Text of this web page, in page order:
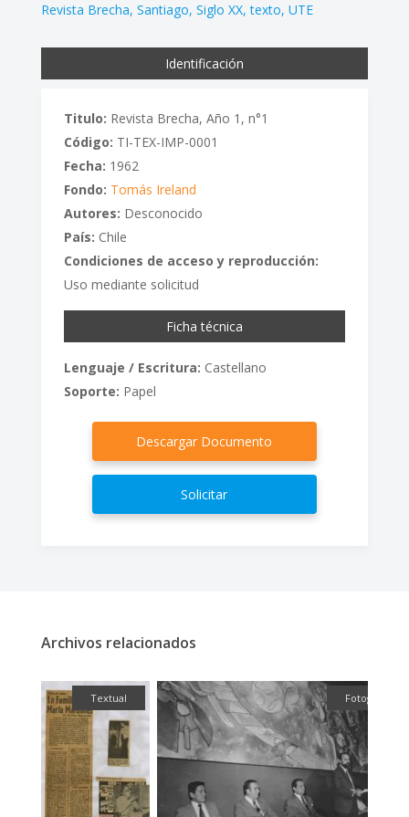
Revista Brecha Santiago Siglo XX texto UTE
Identificación
Titulo: Revista Brecha, Año 1, n°1
Código: TI-TEX-IMP-0001
Fecha: 1962
Fondo: Tomás Ireland
Autores: Desconocido
País: Chile
Condiciones de acceso y reproducción:
Uso mediante solicitud
Ficha técnica
Lenguaje / Escritura: Castellano
Soporte: Papel
Descargar Documento
Solicitar
Archivos relacionados
Fotografía